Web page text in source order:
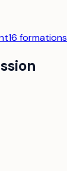
16 formations